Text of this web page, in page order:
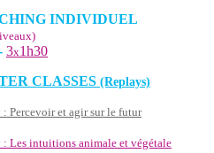
INDIVIDUEL
3x1h30
CLASSES (Replays)
: Percevoir et agir sur le futur
: Les intuitions animale et végétale